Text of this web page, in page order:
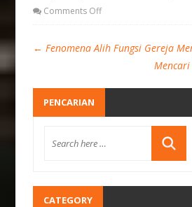
Comments Off
← Fenomena Alih Fungsi Gereja
PENCARIAN
CATEGORY